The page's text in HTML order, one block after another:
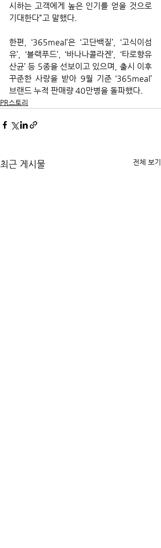
시하는 고객에게 높은 인기를 얻을 것으로
기대한다”고 말했다.
한편, ‘365meal’은 ‘고단백질’, ‘고식이섬
유’, ‘블랙푸드’, ‘바나나콜라겐’, ‘타로향유
산균’ 등 5종을 선보이고 있으며, 출시 이후
꾸준한 사랑을 받아 9월 기준 ‘365meal’
브랜드 누적 판매량 40만병을 돌파했다.
PR스토리
최근 게시물 전체 보기